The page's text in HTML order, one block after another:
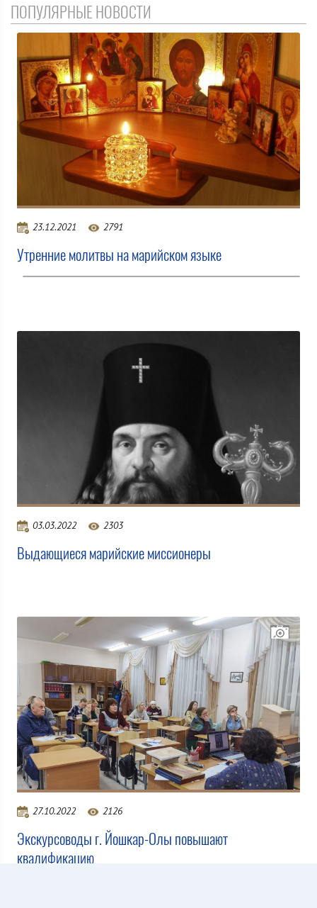
ПОПУЛЯРНЫЕ НОВОСТИ
23.12.2021 2791
Утренние молитвы на марийском языке
03.03.2022 2303
Выдающиеся марийские миссионеры
27.10.2022 2126
Экскурсоводы г. Йошкар-Олы повышают
квалификацию